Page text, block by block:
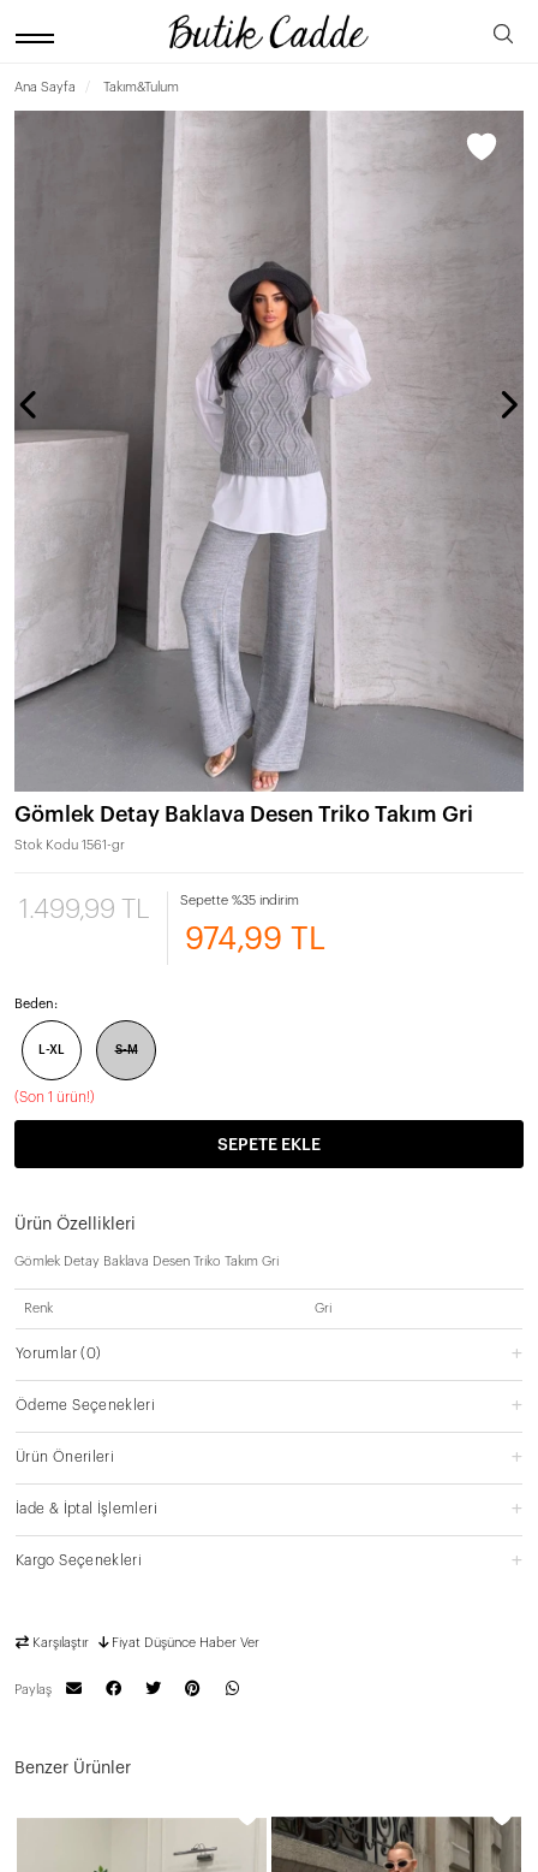
Ana Sayfa Takım&Tulum
Gömlek Detay Baklava Desen Triko Takım Gri
Stok Kodu 1561-gr
1.499,99 TL Sepette %35 indirim
974,99 TL
Beden:
L-XL S-M
(Son 1 ürün!)
SEPETE EKLE
Ürün Özellikleri
Gömlek Detay Baklava Desen Triko Takım Gri
Renk Gri
Yorumlar(0)
Ödeme Seçenekleri
Ürün Önerileri
İade & İptal İşlemleri
Kargo Seçenekleri
Karşılaştır Fiyat Düşünce Haber Ver
Paylaş
Benzer Ürünler